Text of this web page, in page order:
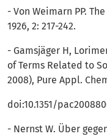
- Von Weimarn PP.
1926, 2: 217-242.
- Gamsjäger H,
of Terms Related to
2008), Pure Appl.
doi:10.1351/
- Nernst W. Über